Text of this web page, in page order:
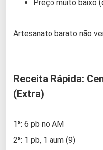
Preço muito baixo
Artesanato barato não
Receita Rápida:
(Extra)
1ª: 6 pb no AM
2ª: 1 pb, 1 aum (9)